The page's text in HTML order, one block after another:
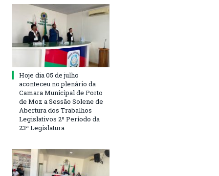
Hoje dia 05 de julho
aconteceu no plenário da
Camara Municipal de Porto
de Moz a Sessão Solene de
Abertura dos Trabalhos
Legislativos 2º Período da
23ª Legislatura